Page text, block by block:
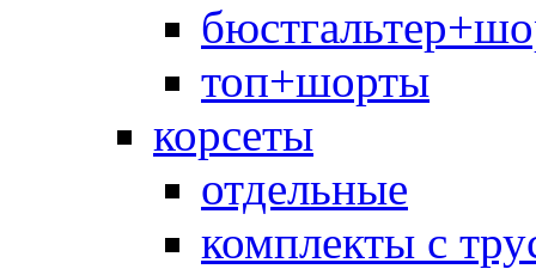
топ+шорты
корсеты
отдельные
комплекты с